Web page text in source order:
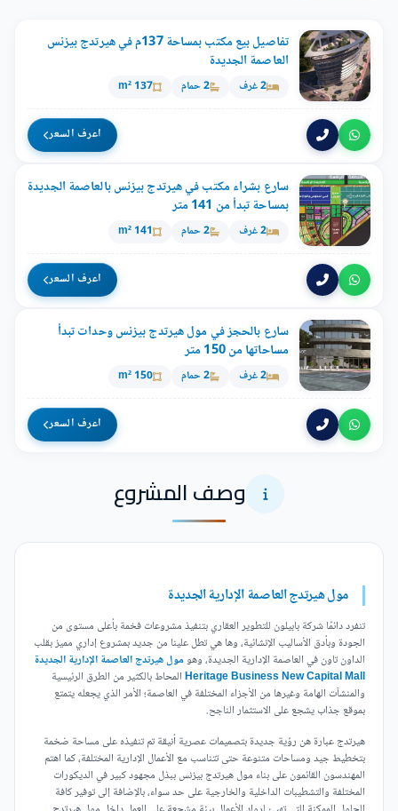
تفاصيل بيع مكتب بمساحة 137م في هيرتدج بيزنس
العاصمة الجديدة
2 غرف 2 حمام 137 m²
اعرف السعر
سارع بشراء مكتب في هيرتدج بيزنس بالعاصمة الجديدة
بمساحة تبدأ من 141 متر
2 غرف 2 حمام 141 m²
اعرف السعر
سارع بالحجز في مول هيرتدج بيزنس وحدات تبدأ
مساحاتها من 150 متر
2 غرف 2 حمام 150 m²
اعرف السعر
وصف المشروع
مول هيرتدج العاصمة الإدارية الجديدة
تنفرد دائمًا شركة بابيلون للتطوير العقاري بتنفيذ مشروعات فخمة بأعلى مستوى من
الجودة وبأدق الأساليب الإنشائية، وها هي تطل علينا من جديد بمشروع إداري مميز بقلب
الداون تاون في العاصمة الإدارية الجديدة، وهومول هيرتدج العاصمة الإدارية الجديدة
Heritage Business New Capital Mallالمحاط بالكثير من الطرق الرئيسية
والمنشآت الهامة وغيرها من الأجزاء المختلفة في العاصمة؛ الأمر الذي يجعله يتمتع
بموقع جذاب يشجع على الاستثمار الناجح.
هيرتدج عبارة هن رؤية جديدة بتصميمات عصرية أنيقة تم تنفيذه على مساحة ضخمة
بتخطيط جيد ومساحات متنوعة حتى تتناسب مع الأعمال الإدارية المختلفة، كما اهتم
المهندسون القائمون على بناء مول هيرتدج بيزنس ببذل مجهود كبير في الديكورات
المختلفة والتشطيبات الداخلية والخارجية على حد سواء، بالإضافة إلى توفير كافة